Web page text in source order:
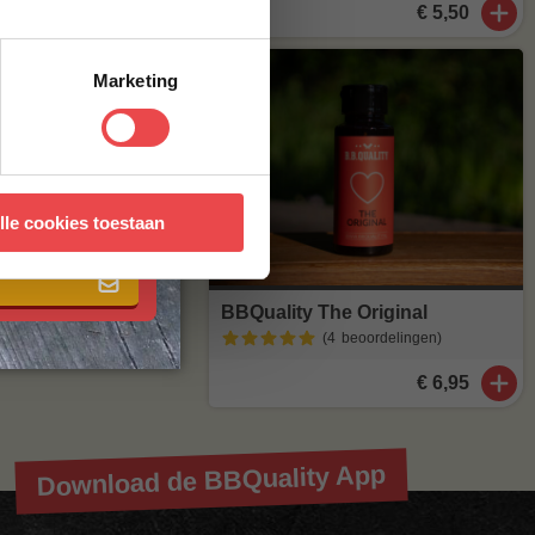
Marketing
cookies toestaan
. Staat
€ 5,50
BBQuality The Original
(4 beoordelingen)
€ 6,95
Download de BBQuality App